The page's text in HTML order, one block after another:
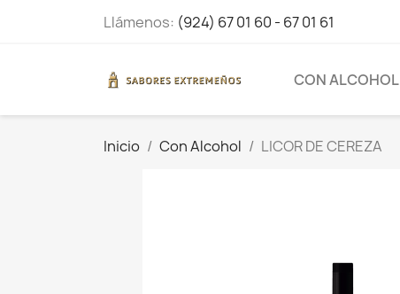
Llámenos: (924) 67 01 60 - 67 01 61
CON ALCOHOL
Inicio Con Alcohol LICOR DE CEREZA